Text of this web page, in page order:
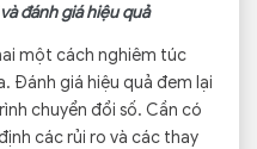
đánh giá hiệu quả
một cách nghiêm túc
Đánh giá hiệu quả đem lại
chuyển đổi số. Cần có
các rủi ro và các thay